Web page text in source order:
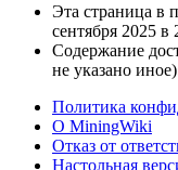
Эта страница в
сентября 2025 в
Содержание
не указано
Политика
О MiningWiki
Отказ от
Настольная